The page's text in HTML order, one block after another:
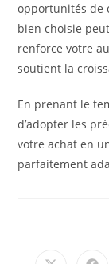
opportunités de
bien choisie
renforce votre
soutient la
En prenant le
d’adopter les
votre achat en
parfaitement